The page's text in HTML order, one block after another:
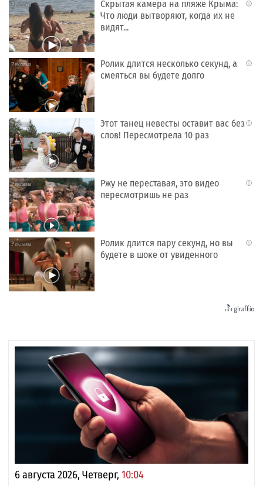
i
Скрытая камера на пляже Крыма:
Что люди вытворяют, когда их не
видят...
i
Ролик длится несколько секунд, а
смеяться вы будете долго
i
Этот танец невесты оставит вас без
слов! Пересмотрела 10 раз
i
Ржу не переставая, это видео
пересмотришь не раз
i
Ролик длится пару секунд, но вы
будете в шоке от увиденного
6 августа 2026, Четверг, 10:04